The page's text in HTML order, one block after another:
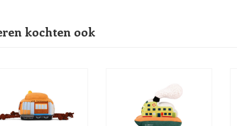
kochten ook